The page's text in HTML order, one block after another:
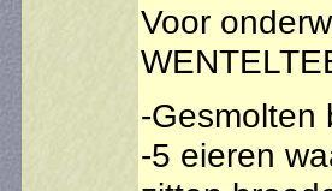
Voor
-Gesmolten
-5 eieren